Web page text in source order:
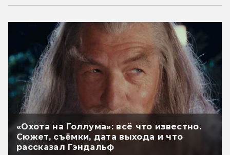
«Охота на Голлума»: всё что известно.
Сюжет, съёмки, дата выхода и что
рассказал Гэндальф